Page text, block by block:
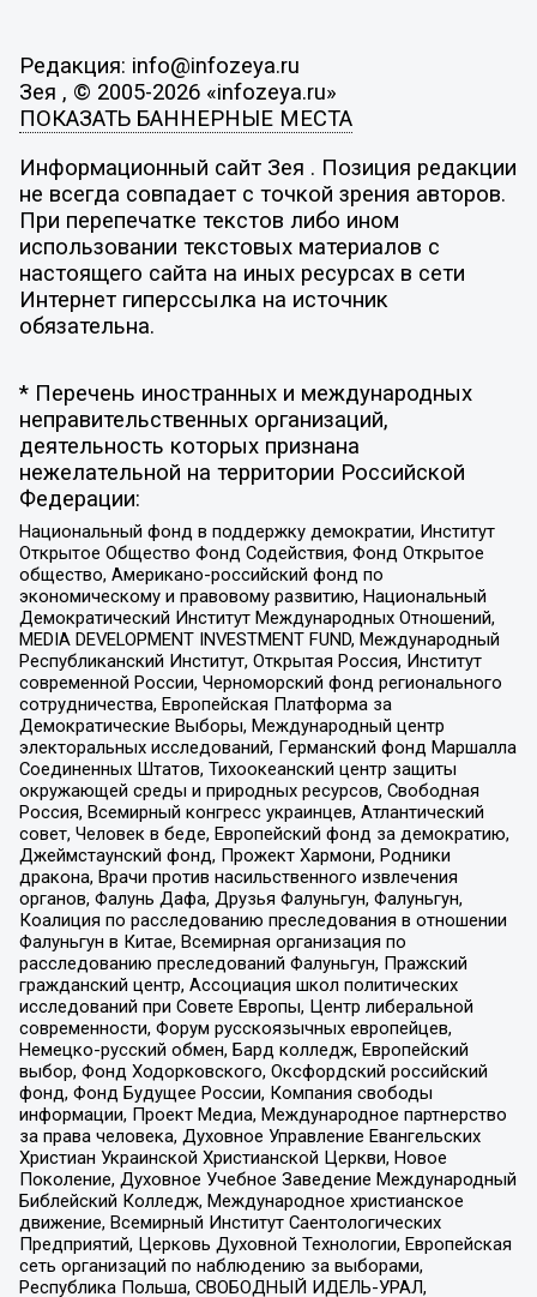
Редакция: info@infozeya.ru
Зея , © 2005-2026 «infozeya.ru»
ПОКАЗАТЬ БАННЕРНЫЕ МЕСТА
Информационный сайт Зея . Позиция редакции
не всегда совпадает с точкой зрения авторов.
При перепечатке текстов либо ином
использовании текстовых материалов с
настоящего сайта на иных ресурсах в сети
Интернет гиперссылка на источник
обязательна.
* Перечень иностранных и международных
неправительственных организаций,
деятельность которых признана
нежелательной на территории Российской
Федерации:
Национальный фонд в поддержку демократии, Институт
Открытое Общество Фонд Содействия, Фонд Открытое
общество, Американо-российский фонд по
экономическому и правовому развитию, Национальный
Демократический Институт Международных Отношений,
MEDIA DEVELOPMENT INVESTMENT FUND, Международный
Республиканский Институт, Открытая Россия, Институт
современной России, Черноморский фонд регионального
сотрудничества, Европейская Платформа за
Демократические Выборы, Международный центр
электоральных исследований, Германский фонд Маршалла
Соединенных Штатов, Тихоокеанский центр защиты
окружающей среды и природных ресурсов, Свободная
Россия, Всемирный конгресс украинцев, Атлантический
совет, Человек в беде, Европейский фонд за демократию,
Джеймстаунский фонд, Прожект Хармони, Родники
дракона, Врачи против насильственного извлечения
органов, Фалунь Дафа, Друзья Фалуньгун, Фалуньгун,
Коалиция по расследованию преследования в отношении
Фалуньгун в Китае, Всемирная организация по
расследованию преследований Фалуньгун, Пражский
гражданский центр, Ассоциация школ политических
исследований при Совете Европы, Центр либеральной
современности, Форум русскоязычных европейцев,
Немецко-русский обмен, Бард колледж, Европейский
выбор, Фонд Ходорковского, Оксфордский российский
фонд, Фонд Будущее России, Компания свободы
информации, Проект Медиа, Международное партнерство
за права человека, Духовное Управление Евангельских
Христиан Украинской Христианской Церкви, Новое
Поколение, Духовное Учебное Заведение Международный
Библейский Колледж, Международное христианское
движение, Всемирный Институт Саентологических
Предприятий, Церковь Духовной Технологии, Европейская
сеть организаций по наблюдению за выборами,
Республика Польша, СВОБОДНЫЙ ИДЕЛЬ-УРАЛ,